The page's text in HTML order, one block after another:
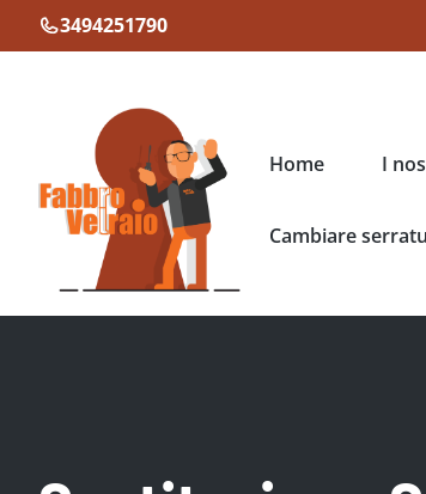
al
3494251790
Home I
Cambiare